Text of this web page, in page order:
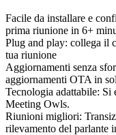
Facile da installare e
prima riunione in 6+
Plug and play: collega il
tua riunione
Aggiornamenti senza
aggiornamenti OTA in
Tecnologia adattabile: Si
Meeting Owls.
Riunioni migliori:
rilevamento del parlante